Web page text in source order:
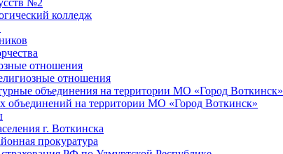
№2
колледж
отношения
отношения
объединения на территории МО «Город Воткинск»
объединений на территории МО «Город Воткинск»
г. Воткинска
прокуратура